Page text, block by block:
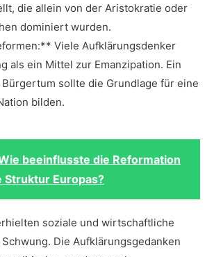
die⁣ allein von der ⁢Aristokratie oder
dominiert wurden.
Viele Aufklärungsdenker
als ein ​Mittel zur Emanzipation. Ein
sollte die Grundlage für eine
bilden.
beeinflusste die Reformation
Struktur Europas?
⁢soziale und wirtschaftliche
Die Aufklärungsgedanken